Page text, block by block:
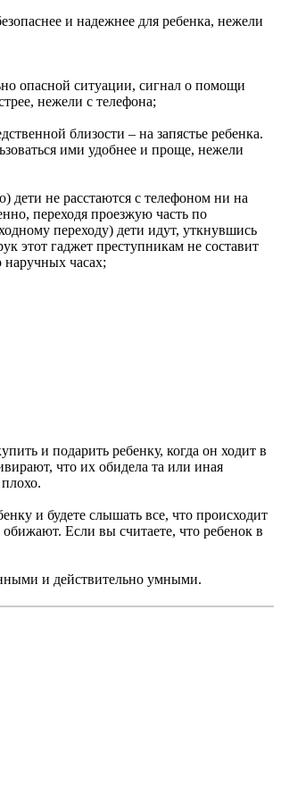
и надежнее для ребенка, нежели
опасной ситуации, сигнал о помощи
нежели с телефона;
близости – на запястье ребенка.
ими удобнее и проще, нежели
дети не расстаются с телефоном ни на
переходя проезжую часть по
переходу) дети идут, уткнувшись
этот гаджет преступникам не составит
часах;
и подарить ребенку, когда он ходит в
что их обидела та или иная
и будете слышать все, что происходит
Если вы считаете, что ребенок в
и действительно умными.